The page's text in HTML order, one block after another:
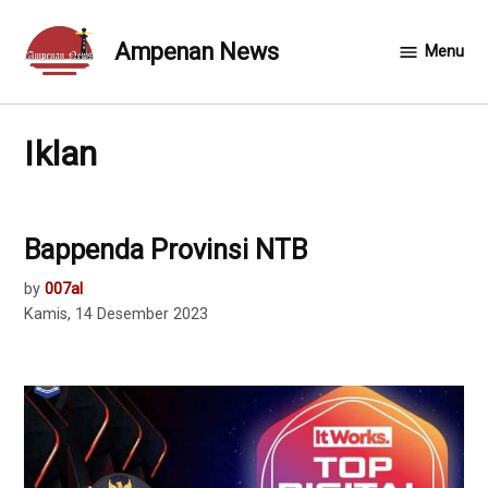
content
Ampenan News Menu
Iklan
Bappenda Provinsi NTB
by 007al
Kamis, 14 Desember 2023